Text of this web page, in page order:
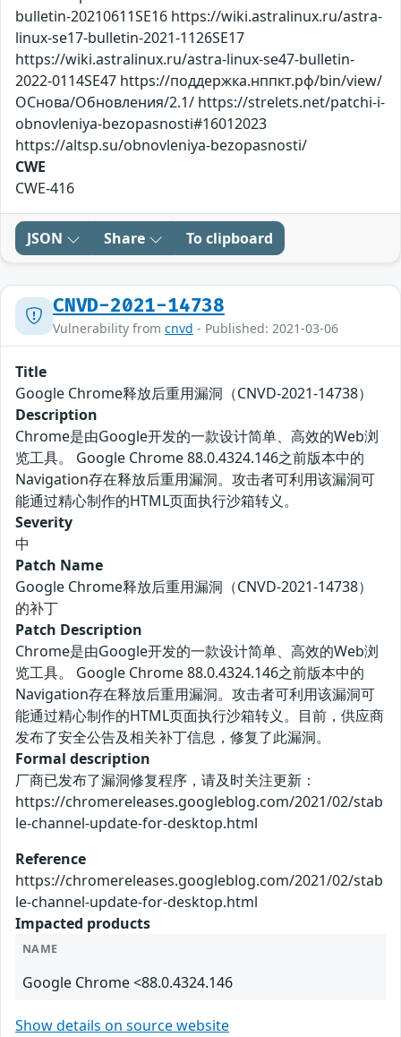
bulletin-20210611SE16 https://wiki.astralinux.ru/astra-
linux-se17-bulletin-2021-1126SE17
https://wiki.astralinux.ru/astra-linux-se47-bulletin-
2022-0114SE47 https://поддержка.нппкт.рф/bin/view/
ОСнова/Обновления/2.1/ https://strelets.net/patchi-i-
obnovleniya-bezopasnosti#16012023
https://altsp.su/obnovleniya-bezopasnosti/
CWE
CWE-416
JSON Share To clipboard
CNVD-2021-14738
Vulnerability from cnvd - Published: 2021-03-06
Title
Google Chrome释放后重用漏洞（CNVD-2021-14738）
Description
Chrome是由Google开发的一款设计简单、高效的Web浏
览工具。 Google Chrome 88.0.4324.146之前版本中的
Navigation存在释放后重用漏洞。攻击者可利用该漏洞可
能通过精心制作的HTML页面执行沙箱转义。
Severity
中
Patch Name
Google Chrome释放后重用漏洞（CNVD-2021-14738）
的补丁
Patch Description
Chrome是由Google开发的一款设计简单、高效的Web浏
览工具。 Google Chrome 88.0.4324.146之前版本中的
Navigation存在释放后重用漏洞。攻击者可利用该漏洞可
能通过精心制作的HTML页面执行沙箱转义。目前，供应商
发布了安全公告及相关补丁信息，修复了此漏洞。
Formal description
厂商已发布了漏洞修复程序，请及时关注更新：
https://chromereleases.googleblog.com/2021/02/stab
le-channel-update-for-desktop.html
Reference
https://chromereleases.googleblog.com/2021/02/stab
le-channel-update-for-desktop.html
Impacted products
NAME
Google Chrome <88.0.4324.146
Show details on source website